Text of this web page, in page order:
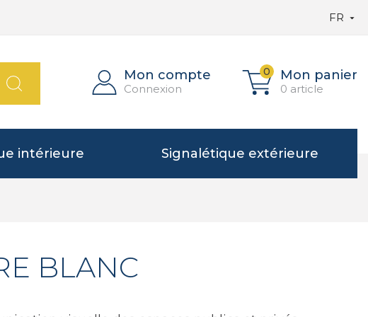
FR 
Mon compte
Connexion
0 Mon panier
0 article
intérieure Signalétique extérieure
BLANC